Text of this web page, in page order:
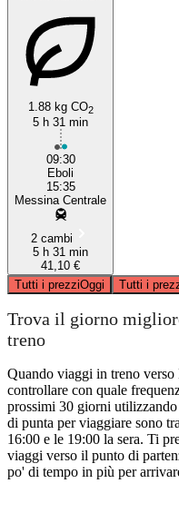
1.88 kg CO2
5 h 31 min
09:30
Eboli
15:35
Messina Centrale
2 cambi
5 h 31 min
41,10 €
Tutti i prezziOggi Tutti i
Trova il giorno
treno
Quando viaggi in treno
controllare con quale
prossimi 30 giorni
di punta per viaggiare sono
16:00 e le 19:00 la sera. Ti
viaggi verso il punto di
po' di tempo in più per